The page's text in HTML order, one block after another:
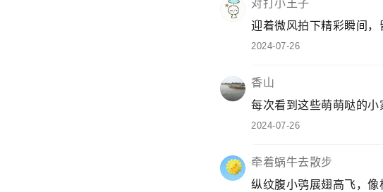
行色无影
这猫拍摄漂亮……👍👍👍
对打小王子
迎着微风拍下精彩瞬间，
香山